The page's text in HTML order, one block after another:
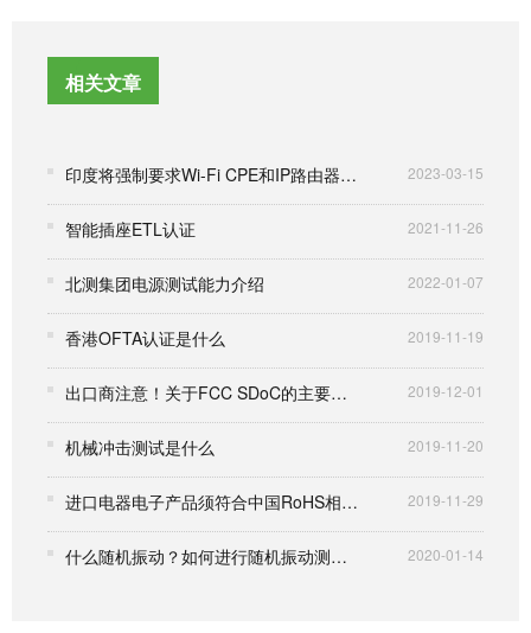
相关文章
印度将强制要求Wi-Fi CPE和IP路由器进行安全测试 2023-03-15
智能插座ETL认证 2021-11-26
北测集团电源测试能力介绍 2022-01-07
香港OFTA认证是什么 2019-11-19
出口商注意！关于FCC SDoC的主要变动说明 2019-12-01
机械冲击测试是什么 2019-11-20
进口电器电子产品须符合中国RoHS相关要求 2019-11-29
什么随机振动？如何进行随机振动测试？ 2020-01-14